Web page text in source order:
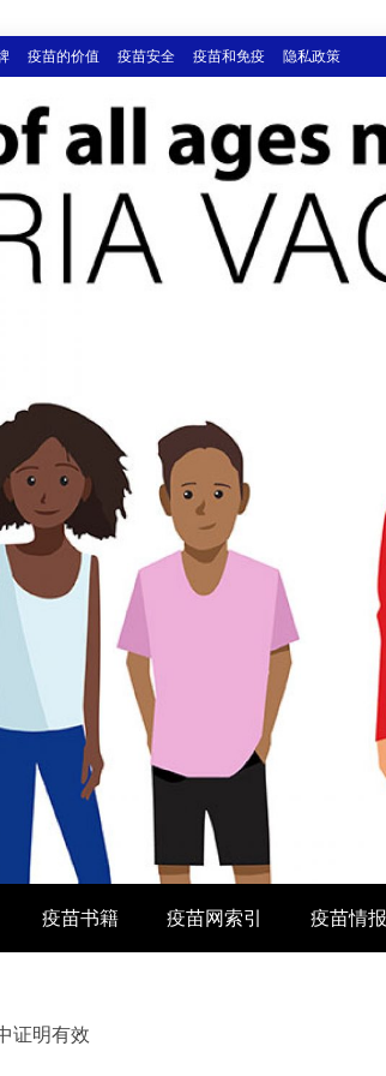
疫苗的价值 疫苗安全 疫苗和免疫 隐私政策
疫苗书籍 疫苗网索引 疫苗情
证明有效